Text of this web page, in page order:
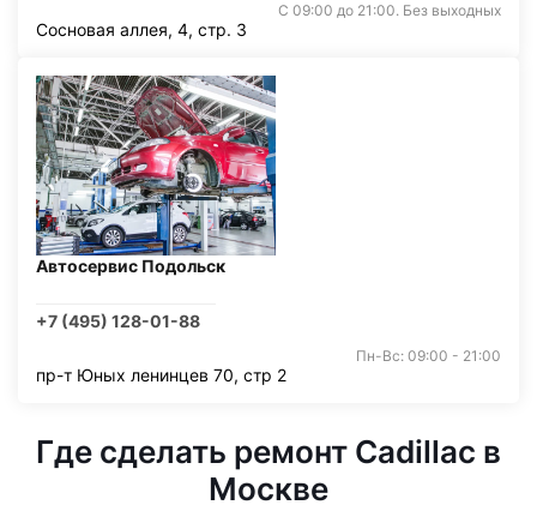
С 09:00 до 21:00. Без выходных
Сосновая аллея, 4, стр. 3
Автосервис Подольск
+7 (495) 128-01-88
Пн-Вс: 09:00 - 21:00
пр-т Юных ленинцев 70, стр 2
Где сделать ремонт Cadillac в
Москве